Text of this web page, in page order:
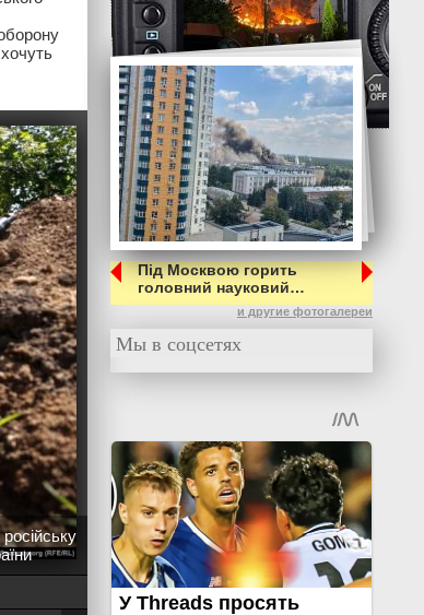
Під Москвою горить
головний науковий…
и другие фотогалереи
Мы в соцсетях